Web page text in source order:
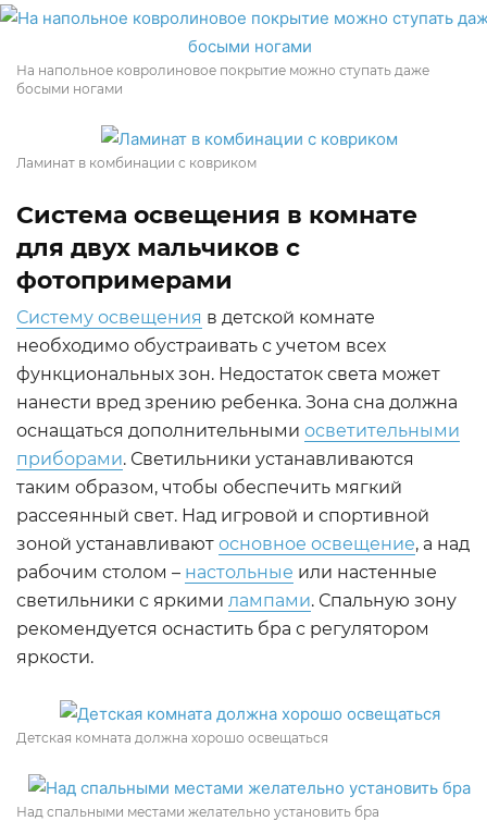
На напольное ковролиновое покрытие можно ступать даже
босыми ногами
Ламинат в комбинации с ковриком
Система освещения в комнате
для двух мальчиков с
фотопримерами
Систему освещения в детской комнате
необходимо обустраивать с учетом всех
функциональных зон. Недостаток света может
нанести вред зрению ребенка. Зона сна должна
оснащаться дополнительными осветительными
приборами. Светильники устанавливаются
таким образом, чтобы обеспечить мягкий
рассеянный свет. Над игровой и спортивной
зоной устанавливают основное освещение, а над
рабочим столом – настольные или настенные
светильники с яркими лампами. Спальную зону
рекомендуется оснастить бра с регулятором
яркости.
Детская комната должна хорошо освещаться
Над спальными местами желательно установить бра